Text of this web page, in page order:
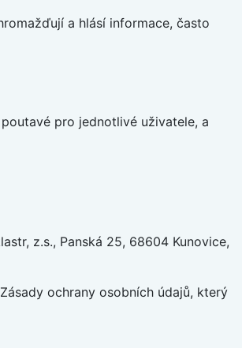
a hlásí informace, často
pro jednotlivé uživatele, a
z.s., Panská 25, 68604 Kunovice,
ochrany osobních údajů, který